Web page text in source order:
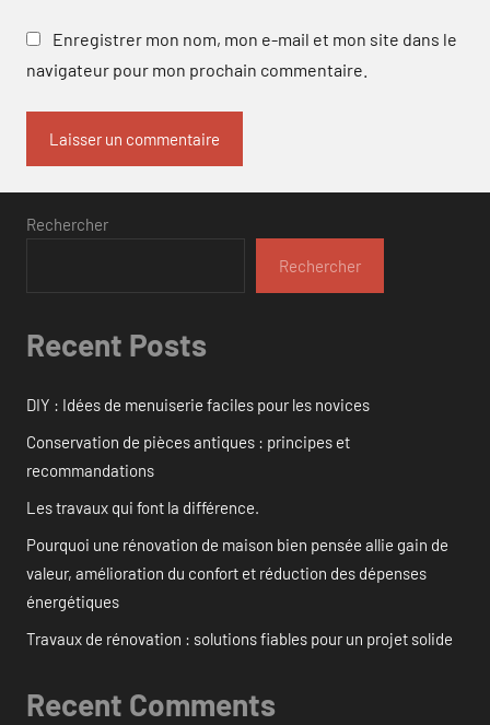
Enregistrer mon nom, mon e-mail et mon site dans le
navigateur pour mon prochain commentaire.
Rechercher
Rechercher
Recent Posts
DIY : Idées de menuiserie faciles pour les novices
Conservation de pièces antiques : principes et
recommandations
Les travaux qui font la différence.
Pourquoi une rénovation de maison bien pensée allie gain de
valeur, amélioration du confort et réduction des dépenses
énergétiques
Travaux de rénovation : solutions fiables pour un projet solide
Recent Comments